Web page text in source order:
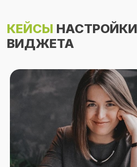
02
Отметьте галочкой "Согласен на
передачу персональных данных из
amoCRM в REON" и нажмите кнопку